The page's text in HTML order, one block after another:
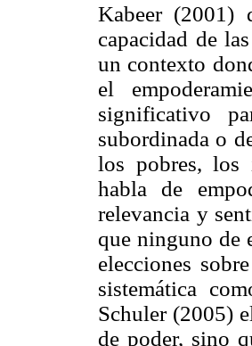
Kabeer (2001)
capacidad de
un contexto
el
significativo
subordinada o
los pobres, los
habla de
relevancia y
que ninguno de
elecciones
sistemática
Schuler (2005)
de poder, sino